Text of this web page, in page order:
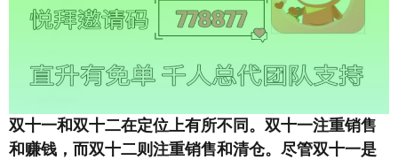
双十一和双十二在定位上有所不同。双十一注重销售
和赚钱，而双十二则注重销售和清仓。尽管双十一是